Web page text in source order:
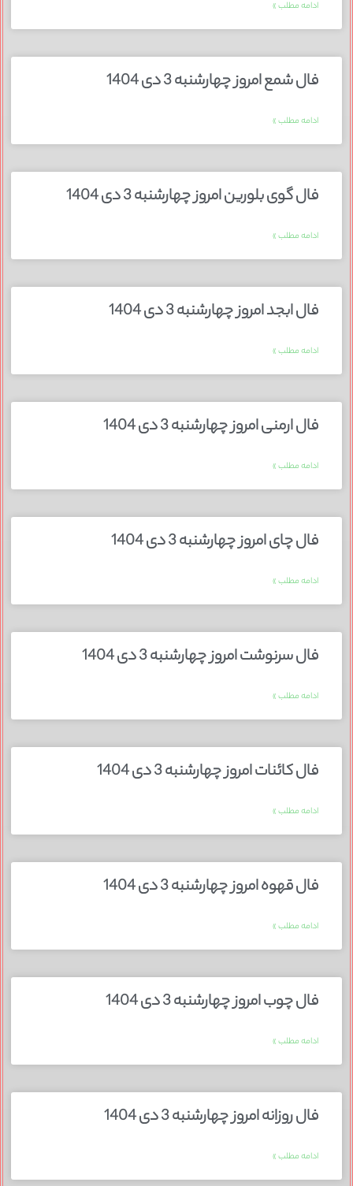
ادامه مطلب »
فال شمع امروز چهارشنبه 3 دی 1404
ادامه مطلب »
فال گوی بلورین امروز چهارشنبه 3 دی 1404
ادامه مطلب »
فال ابجد امروز چهارشنبه 3 دی 1404
ادامه مطلب »
فال ارمنی امروز چهارشنبه 3 دی 1404
ادامه مطلب »
فال چای امروز چهارشنبه 3 دی 1404
ادامه مطلب »
فال سرنوشت امروز چهارشنبه 3 دی 1404
ادامه مطلب »
فال کائنات امروز چهارشنبه 3 دی 1404
ادامه مطلب »
فال قهوه امروز چهارشنبه 3 دی 1404
ادامه مطلب »
فال چوب امروز چهارشنبه 3 دی 1404
ادامه مطلب »
فال روزانه امروز چهارشنبه 3 دی 1404
ادامه مطلب »